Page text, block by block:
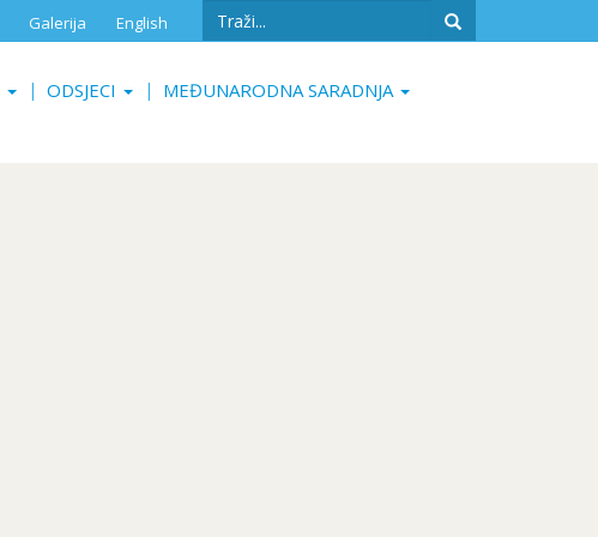
Galerija English
Search
ODSJECI MEĐUNARODNA SARADNJA